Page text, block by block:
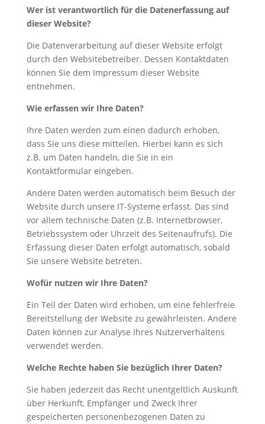
Wer ist verantwortlich für die Datenerfassung auf
dieser Website?
Die Datenverarbeitung auf dieser Website erfolgt
durch den Websitebetreiber. Dessen Kontaktdaten
können Sie dem Impressum dieser Website
entnehmen.
Wie erfassen wir Ihre Daten?
Ihre Daten werden zum einen dadurch erhoben,
dass Sie uns diese mitteilen. Hierbei kann es sich
z.B. um Daten handeln, die Sie in ein
Kontaktformular eingeben.
Andere Daten werden automatisch beim Besuch der
Website durch unsere IT-Systeme erfasst. Das sind
vor allem technische Daten (z.B. Internetbrowser,
Betriebssystem oder Uhrzeit des Seitenaufrufs). Die
Erfassung dieser Daten erfolgt automatisch, sobald
Sie unsere Website betreten.
Wofür nutzen wir Ihre Daten?
Ein Teil der Daten wird erhoben, um eine fehlerfreie
Bereitstellung der Website zu gewährleisten. Andere
Daten können zur Analyse Ihres Nutzerverhaltens
verwendet werden.
Welche Rechte haben Sie bezüglich Ihrer Daten?
Sie haben jederzeit das Recht unentgeltlich Auskunft
über Herkunft, Empfänger und Zweck Ihrer
gespeicherten personenbezogenen Daten zu